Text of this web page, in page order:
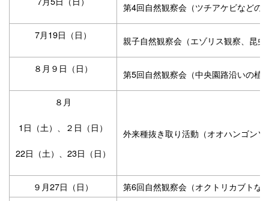
第4回自然観察会（ツチアケビなどの
7月19日（日） 親子自然観察会（エゾリス観察、昆虫
８月９日（日） 第5回自然観察会（中央園路沿いの植
８月
1日（土）、２日（日）
22日（土）、23日（日）
外来種抜き取り活動（オオハンゴンソ
９月27日（日）
第6回自然観察会（オクトリカブトな